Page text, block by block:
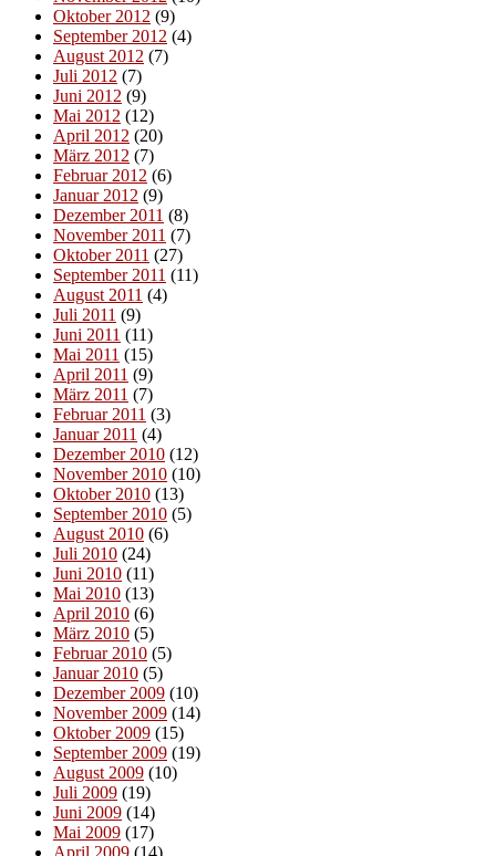
Oktober 2012 (9)
September 2012 (4)
August 2012 (7)
Juli 2012 (7)
Juni 2012 (9)
Mai 2012 (12)
April 2012 (20)
März 2012 (7)
Februar 2012 (6)
Januar 2012 (9)
Dezember 2011 (8)
November 2011 (7)
Oktober 2011 (27)
September 2011 (11)
August 2011 (4)
Juli 2011 (9)
Juni 2011 (11)
Mai 2011 (15)
April 2011 (9)
März 2011 (7)
Februar 2011 (3)
Januar 2011 (4)
Dezember 2010 (12)
November 2010 (10)
Oktober 2010 (13)
September 2010 (5)
August 2010 (6)
Juli 2010 (24)
Juni 2010 (11)
Mai 2010 (13)
April 2010 (6)
März 2010 (5)
Februar 2010 (5)
Januar 2010 (5)
Dezember 2009 (10)
November 2009 (14)
Oktober 2009 (15)
September 2009 (19)
August 2009 (10)
Juli 2009 (19)
Juni 2009 (14)
Mai 2009 (17)
April 2009 (14)